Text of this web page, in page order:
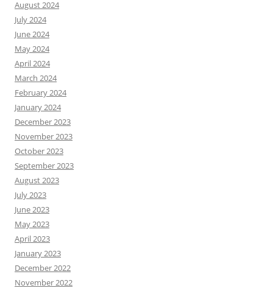
August 2024
July 2024
June 2024
May 2024
April 2024
March 2024
February 2024
January 2024
December 2023
November 2023
October 2023
September 2023
August 2023
July 2023
June 2023
May 2023
April 2023
January 2023
December 2022
November 2022